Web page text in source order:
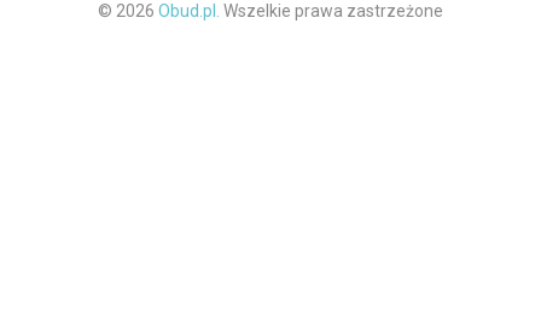
© 2026 Obud.pl. Wszelkie prawa zastrzeżone